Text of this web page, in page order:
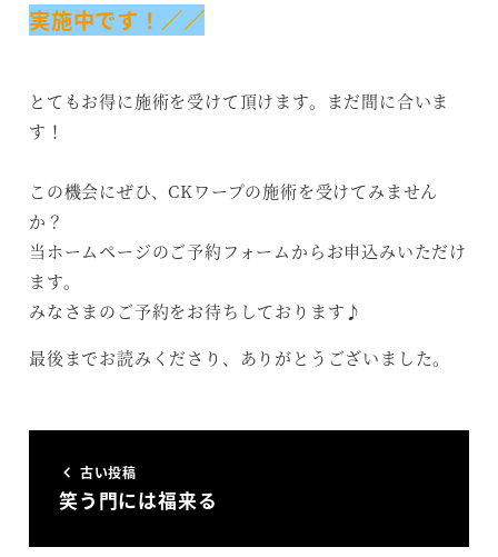
実施中です！／／
とてもお得に施術を受けて頂けます。まだ間に合いま
す！
この機会にぜひ、CKワープの施術を受けてみません
か？
当ホームページのご予約フォームからお申込みいただけ
ます。
みなさまのご予約をお待ちしております♪
最後までお読みくださり、ありがとうございました。
古い投稿
笑う門には福来る